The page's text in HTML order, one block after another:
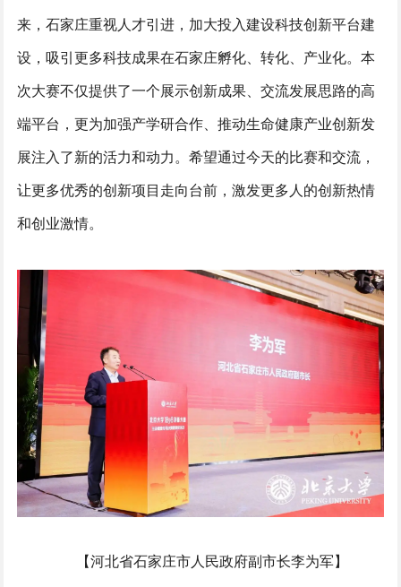
来，石家庄重视人才引进，加大投入建设科技创新平台建
设，吸引更多科技成果在石家庄孵化、转化、产业化。本
次大赛不仅提供了一个展示创新成果、交流发展思路的高
端平台，更为加强产学研合作、推动生命健康产业创新发
展注入了新的活力和动力。希望通过今天的比赛和交流，
让更多优秀的创新项目走向台前，激发更多人的创新热情
和创业激情。
【河北省石家庄市人民政府副市长李为军】